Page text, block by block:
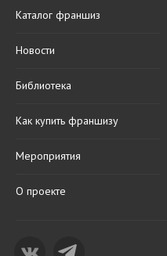
Каталог франшиз
Новости
Библиотека
Как купить франшизу
Мероприятия
О проекте